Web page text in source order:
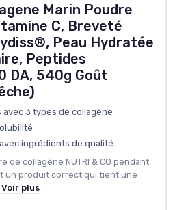
Marin Poudre
C, Breveté
Peau Hydratée
Peptides
DA, 540g Goût
3 types de collagène
ingrédients de qualité
de collagène NUTRI & CO pendant
un produit correct qui tient une
Voir plus